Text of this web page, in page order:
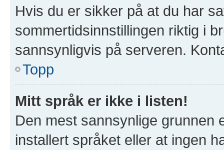
Hvis du er sikker på at du har
sommertidsinnstillingen riktig i
sannsynligvis på serveren.
Topp
Mitt språk er ikke i listen!
Den mest sannsynlige grunnen
installert språket eller at ingen